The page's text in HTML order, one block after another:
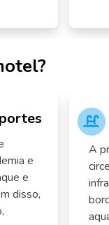
e
e
disso,
A